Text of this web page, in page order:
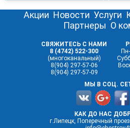
Акции Новости Услуги
Партнеры О
СВЯЖИТЕСЬ С НАМИ
8 (4742) 522-300
(многоканальный)
8(904) 297-57-06
8(904) 297-57-09
МЫ В СОЦ.
КАК ДО НАС
г.Липецк, Поперечный